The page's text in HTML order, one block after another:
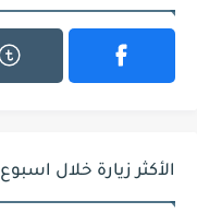
الأكثر زيارة خلال اسبوع